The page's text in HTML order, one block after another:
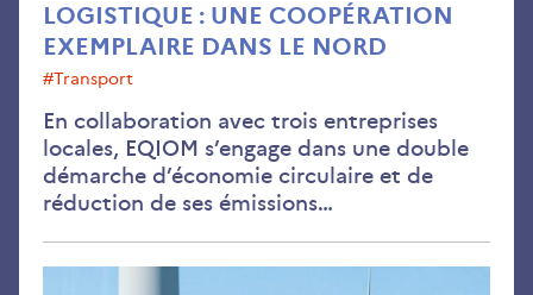
LOGISTIQUE : UNE COOPÉRATION
EXEMPLAIRE DANS LE NORD
#transport
En collaboration avec trois entreprises
locales, EQIOM s’engage dans une double
démarche d’économie circulaire et de
réduction de ses émissions…